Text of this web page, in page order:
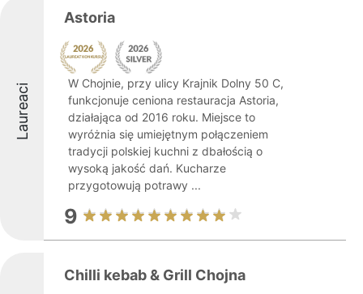
Laureaci
Astoria
W Chojnie, przy ulicy Krajnik Dolny 50 C,
funkcjonuje ceniona restauracja Astoria,
działająca od 2016 roku. Miejsce to
wyróżnia się umiejętnym połączeniem
tradycji polskiej kuchni z dbałością o
wysoką jakość dań. Kucharze
przygotowują potrawy ...
9
Chilli kebab & Grill Chojna